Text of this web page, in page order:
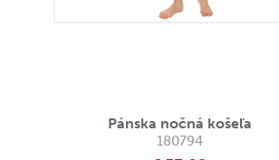
Pánska nočná košeľa
180794